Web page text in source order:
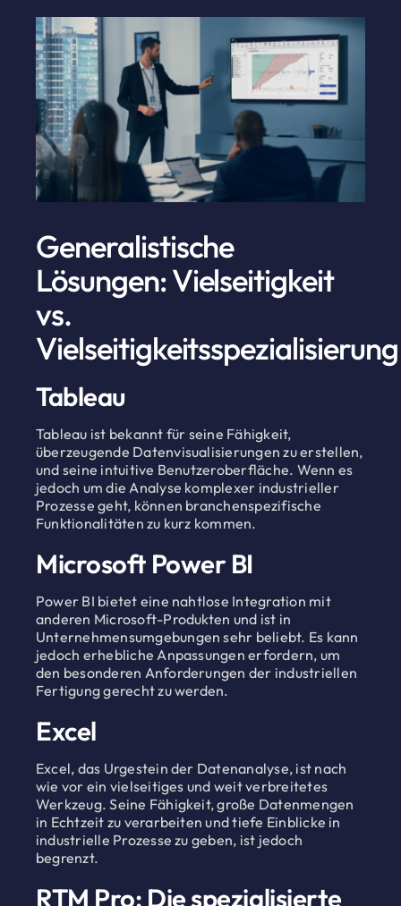
Generalistische
Lösungen: Vielseitigkeit
vs.
Vielseitigkeitsspezialisierung
Tableau
Tableau ist bekannt für seine Fähigkeit,
überzeugende Datenvisualisierungen zu erstellen,
und seine intuitive Benutzeroberfläche. Wenn es
jedoch um die Analyse komplexer industrieller
Prozesse geht, können branchenspezifische
Funktionalitäten zu kurz kommen.
Microsoft Power BI
Power BI bietet eine nahtlose Integration mit
anderen Microsoft-Produkten und ist in
Unternehmensumgebungen sehr beliebt. Es kann
jedoch erhebliche Anpassungen erfordern, um
den besonderen Anforderungen der industriellen
Fertigung gerecht zu werden.
Excel
Excel, das Urgestein der Datenanalyse, ist nach
wie vor ein vielseitiges und weit verbreitetes
Werkzeug. Seine Fähigkeit, große Datenmengen
in Echtzeit zu verarbeiten und tiefe Einblicke in
industrielle Prozesse zu geben, ist jedoch
begrenzt.
RTM Pro: Die spezialisierte